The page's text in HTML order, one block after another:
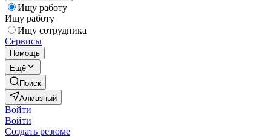
Ищу работу
Ищу работу
Ищу сотрудника
Сервисы
Помощь
Ещё
Поиск
Алмазный
Войти
Войти
Создать резюме